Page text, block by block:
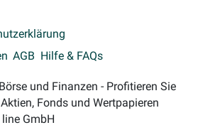
AGB Hilfe & FAQs
und Finanzen - Profitieren Sie
Fonds und Wertpapieren
GmbH